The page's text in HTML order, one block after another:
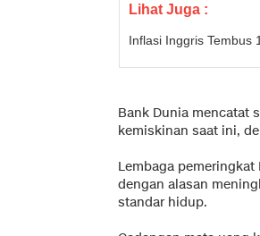
Lihat Juga :
Inflasi Inggris Tembus
Bank Dunia mencatat
kemiskinan saat ini,
Lembaga
dengan alasan
standar hidup.